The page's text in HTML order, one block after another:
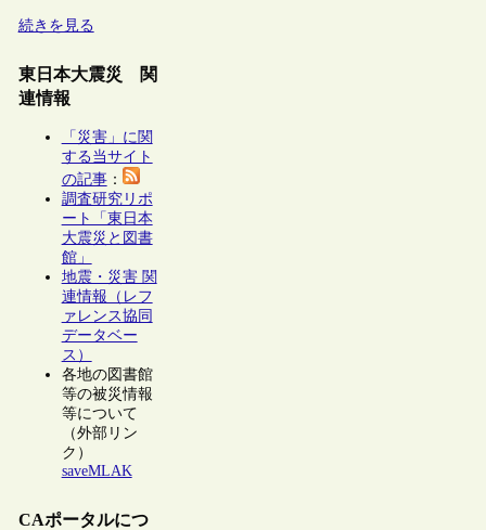
続きを見る
東日本大震災 関
連情報
「災害」に関
する当サイト
の記事：
調査研究リポ
ート「東日本
大震災と図書
館」
地震・災害 関
連情報（レフ
ァレンス協同
データベー
ス）
各地の図書館
等の被災情報
等について
（外部リン
ク）
saveMLAK
CAポータルにつ